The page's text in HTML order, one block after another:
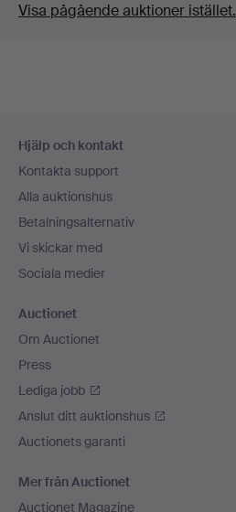
Visa pågående auktioner istället.
Hjälp och kontakt
Kontakta support
Alla auktionshus
Betalningsalternativ
Vi skickar med
Sociala medier
Auctionet
Om Auctionet
Press
Lediga jobb
Anslut ditt auktionshus
Auctionets garanti
Mer från Auctionet
Auctionet Magazine